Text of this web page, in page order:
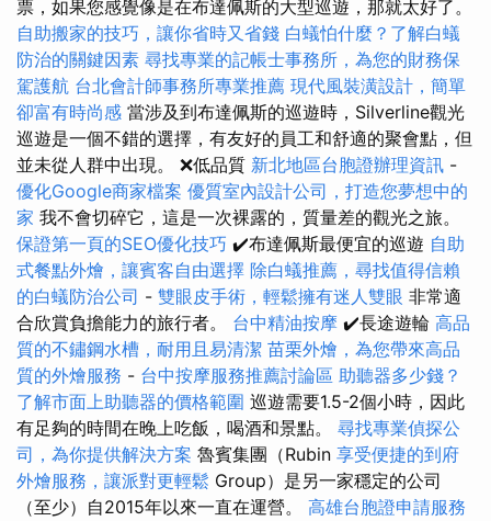
票，如果您感覺像是在布達佩斯的大型巡遊，那就太好了。
自助搬家的技巧，讓你省時又省錢 白蟻怕什麼？了解白蟻
防治的關鍵因素 尋找專業的記帳士事務所，為您的財務保
駕護航 台北會計師事務所專業推薦 現代風裝潢設計，簡單
卻富有時尚感 當涉及到布達佩斯的巡遊時，Silverline觀光
巡遊是一個不錯的選擇，有友好的員工和舒適的聚會點，但
並未從人群中出現。 ❌低品質 新北地區台胞證辦理資訊 -
優化Google商家檔案 優質室內設計公司，打造您夢想中的
家 我不會切碎它，這是一次裸露的，質量差的觀光之旅。
保證第一頁的SEO優化技巧 ✔️布達佩斯最便宜的巡遊 自助
式餐點外燴，讓賓客自由選擇 除白蟻推薦，尋找值得信賴
的白蟻防治公司 - 雙眼皮手術，輕鬆擁有迷人雙眼 非常適
合欣賞負擔能力的旅行者。 台中精油按摩 ✔️長途遊輪 高品
質的不鏽鋼水槽，耐用且易清潔 苗栗外燴，為您帶來高品
質的外燴服務 - 台中按摩服務推薦討論區 助聽器多少錢？
了解市面上助聽器的價格範圍 巡遊需要1.5-2個小時，因此
有足夠的時間在晚上吃飯，喝酒和景點。 尋找專業偵探公
司，為你提供解決方案 魯賓集團（Rubin 享受便捷的到府
外燴服務，讓派對更輕鬆 Group）是另一家穩定的公司
（至少）自2015年以來一直在運營。 高雄台胞證申請服務